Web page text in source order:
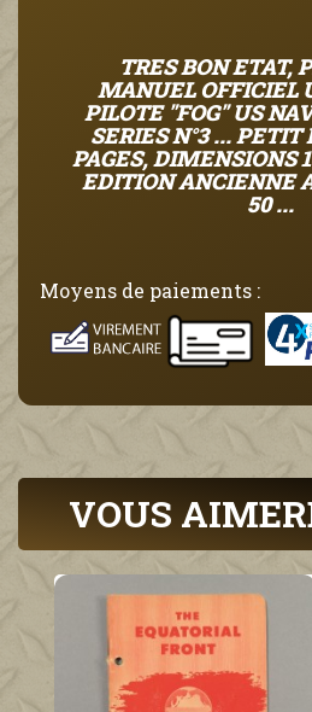
TRES BON ETAT,
MANUEL OFFICIEL
PILOTE "FOG" US
SERIES N°3 ...
PAGES, DIMENSIONS
EDITION ANCIENNE
50 ...
Moyens de paiements :
VOUS